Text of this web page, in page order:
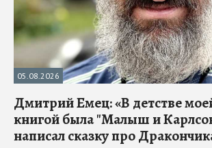
05.08.2026
Дмитрий Емец: «В детстве
книгой была "Малыш и
написал сказку про